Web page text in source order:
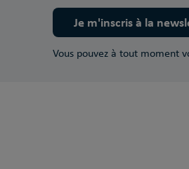
Je m'inscris à la
Vous pouvez à tout moment